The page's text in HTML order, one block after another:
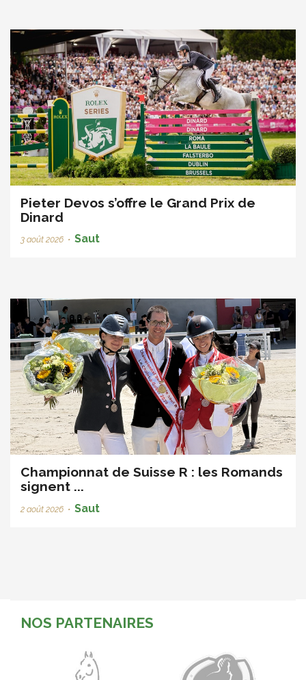
Pieter Devos s’offre le Grand Prix de
Dinard
3 août 2026 • Saut
Championnat de Suisse R : les Romands
signent ...
2 août 2026 • Saut
NOS PARTENAIRES